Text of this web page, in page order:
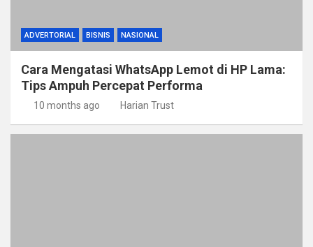
ADVERTORIAL BISNIS NASIONAL
Cara Mengatasi WhatsApp Lemot di HP Lama:
Tips Ampuh Percepat Performa
10 months ago Harian Trust